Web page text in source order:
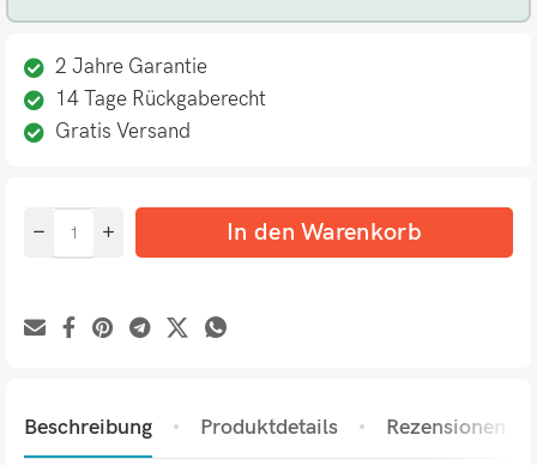
2 Jahre Garantie
14 Tage Rückgaberecht
Gratis Versand
In den Warenkorb
Beschreibung Produktdetails Rezensionen (0)